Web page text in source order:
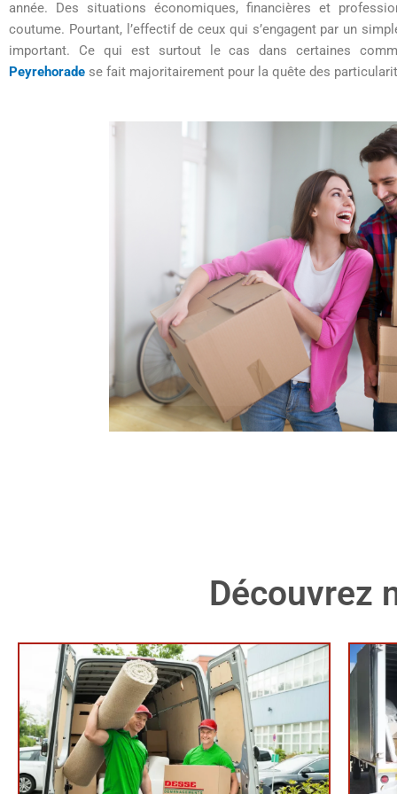
année. Des situations économiques, financières et
coutume. Pourtant, l’effectif de ceux qui s’engagent par un
important. Ce qui est surtout le cas dans certaines
Peyrehorade se fait majoritairement pour la quête des
Découvrez